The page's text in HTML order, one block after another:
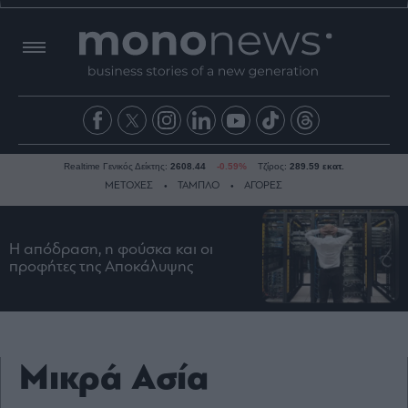
Ειδήσεις
Business
Ναυτιλία
Real
Realtime Γενικός Δείκτης: 2608.44 -0.59% Τζίρος: 289.59 εκατ.
ΜΕΤΟΧΕΣ ΤΑΜΠΛΟ ΑΓΟΡΕΣ
Η απόδραση, η φούσκα και οι
προφήτες της Αποκάλυψης
Μικρά Ασία